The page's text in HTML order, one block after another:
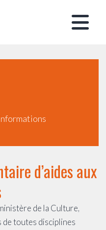
d’aides aux
de la Culture,
de toutes disciplines